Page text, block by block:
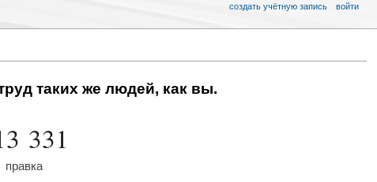
таких же людей, как вы.
331
правка
создать учётную запись войти